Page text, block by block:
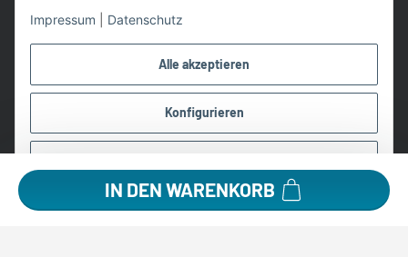
Alle akzeptieren
Konfigurieren
Impressum Datenschutz
IN DEN WARENKORB
UVP: Ist die unverbindliche Preisempfehlung des Herstellers für
* Gratis Versand ab 99 € innerhalb Deutschlands
getroffen, um sicherzustellen, dass es es sich um echte
Bewertungen handelt.
©2026 Lampen1a GmbH